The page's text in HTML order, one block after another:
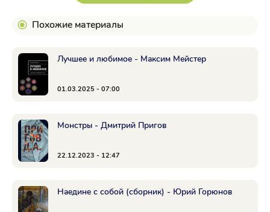
Похожие материалы
Лучшее и любимое - Максим Мейстер
01.03.2025 - 07:00
Монстры - Дмитрий Пригов
22.12.2023 - 12:47
Наедине с собой (сборник) - Юрий Горюнов